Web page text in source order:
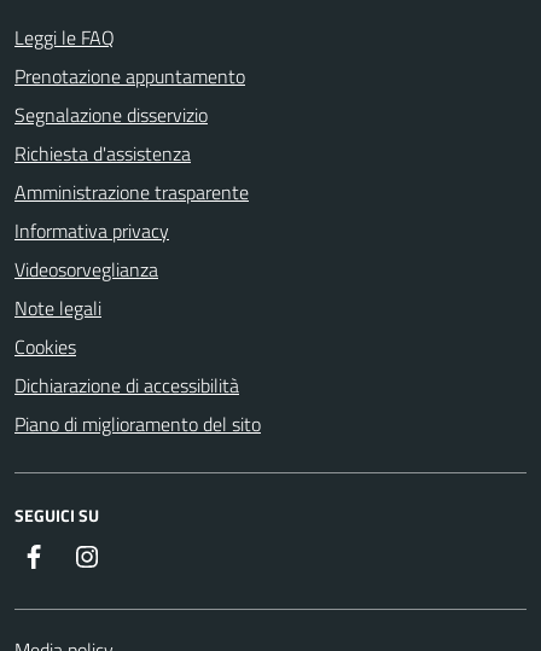
Leggi le FAQ
Prenotazione appuntamento
Segnalazione disservizio
Richiesta d'assistenza
Amministrazione trasparente
Informativa privacy
Videosorveglianza
Note legali
Cookies
Dichiarazione di accessibilità
Piano di miglioramento del sito
SEGUICI SU
Facebook